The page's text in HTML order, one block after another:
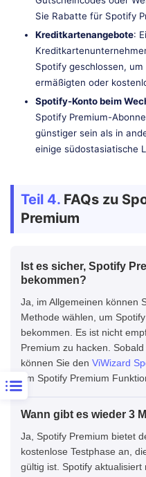
Sie Rabatte für Spotify
Kreditkartenangebote:
Spotify geschlossen,
ermäßigten oder
Spotify-Konto beim
Spotify Premium-
günstiger sein als in
einige südostasiatische
Teil 4. FAQs zu
Premium
Ist es sicher, Spotify
bekommen?
Ja, im Allgemeinen können
Methode wählen, um
bekommen. Es ist nicht
Premium zu hacken.
können Sie den ViWizard
um Spotify Premium
Wann gibt es wieder 3
Ja, Spotify Premium bietet
kostenlose Testphase an,
gültig ist. Spotify